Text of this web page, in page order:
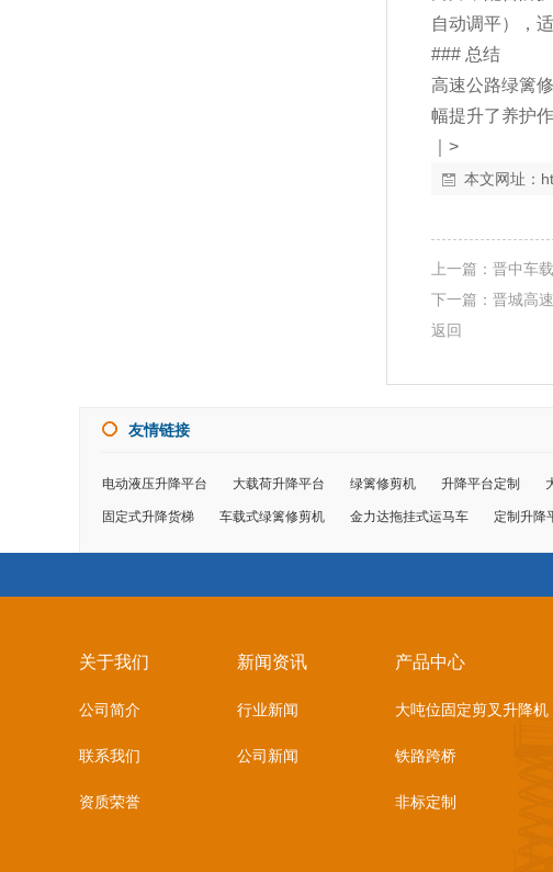
自动调平），
### 总结
高速公路绿篱
幅提升了养护
｜>
本文网址：
上一篇： 晋中车
下一篇： 晋城高
返回
友情链接
电动液压升降平台 大载荷升降平台 绿篱修剪机 升降平台定制
固定式升降货梯 车载式绿篱修剪机 金力达拖挂式运马车 定制升降
关于我们
公司简介
联系我们
资质荣誉
新闻资讯
行业新闻
公司新闻
产品中心
大吨位固定剪叉升降机
铁路跨桥
非标定制